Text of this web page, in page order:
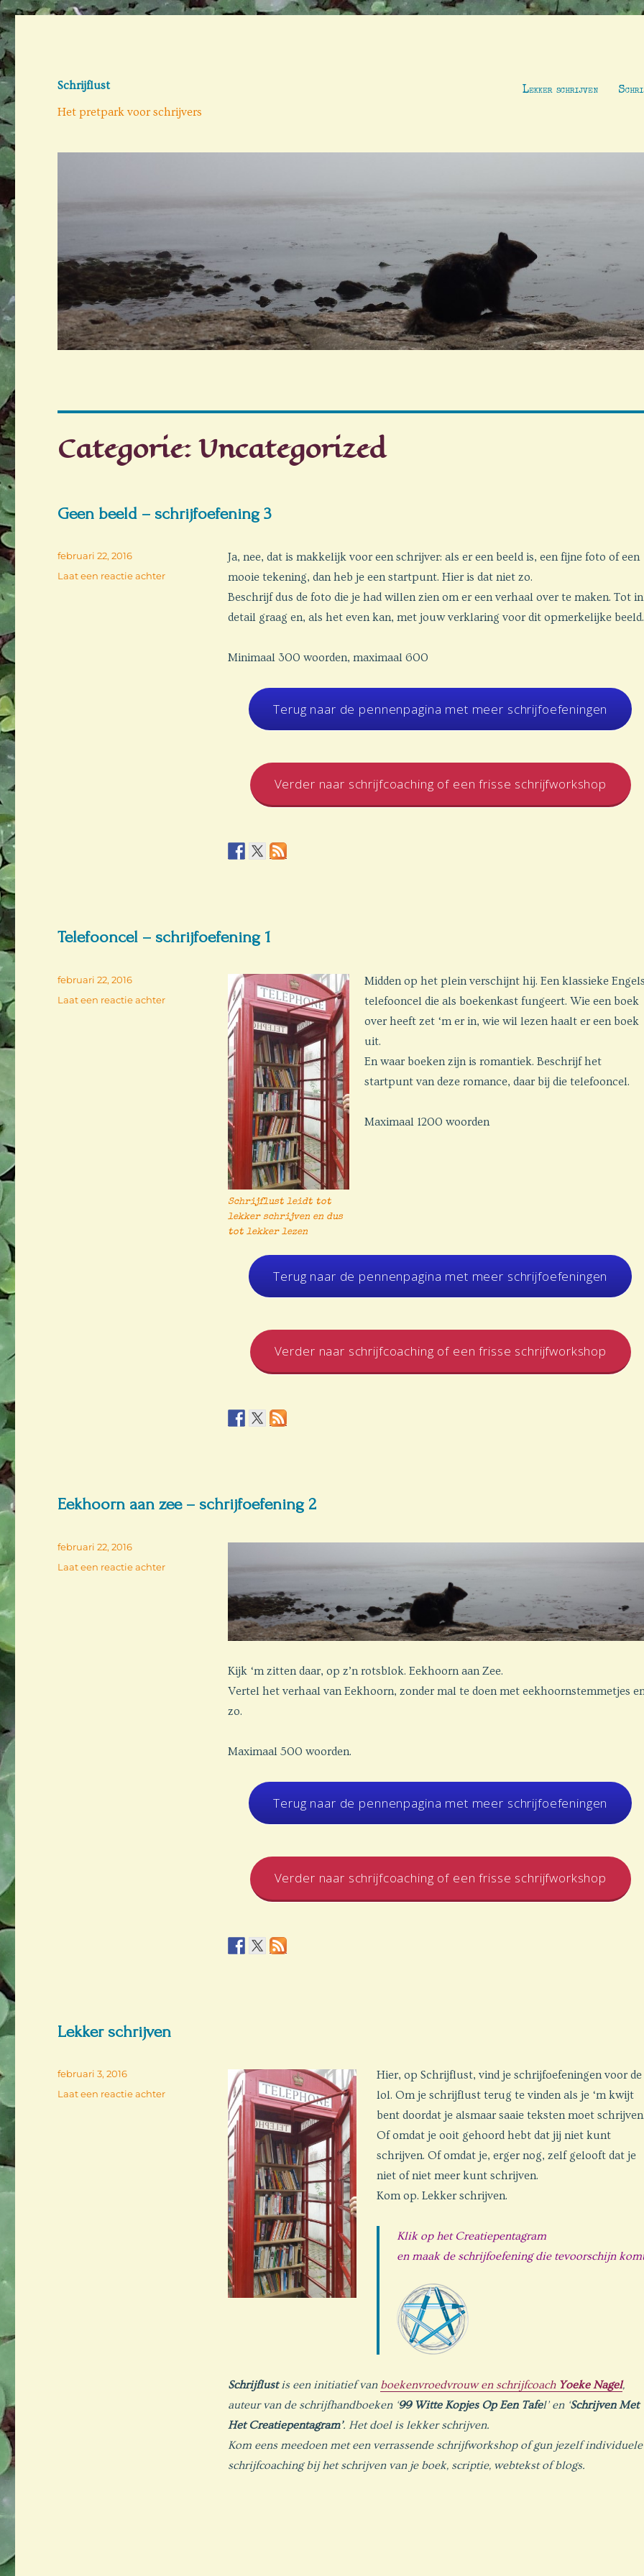
Schrijflust
Het pretpark voor schrijvers
Lekker schrijven
Categorie:Uncategorized
Geen beeld – schrijfoefening 3
Ja, nee, dat is makkelijk voor een schrijver: als er een beeld is, een fijne foto of een
mooie tekening, dan heb je een startpunt. Hier is dat niet zo.
Beschrijf dus de foto die je had willen zien om er een verhaal over te maken. Tot in
detail graag en, als het even kan, met jouw verklaring voor dit opmerkelijke beeld.
Minimaal 300 woorden, maximaal 600
Terug naar de pennenpagina met meer schrijfoefeningen
Verder naar schrijfcoaching of een frisse schrijfworkshop
Geplaatst
februari 22, 2016
Laat een reactie achterop
Telefooncel – schrijfoefening 1
Schrijflust leidt tot
lekker schrijven en dus
tot lekker lezen
Midden op het plein verschijnt hij. Een klassieke
telefooncel die als boekenkast fungeert. Wie een boek
over heeft zet ‘m er in, wie wil lezen haalt er een boek
uit.
En waar boeken zijn is romantiek. Beschrijf het
startpunt van deze romance, daar bij die telefooncel.
Maximaal 1200 woorden
Terug naar de pennenpagina met meer schrijfoefeningen
Verder naar schrijfcoaching of een frisse schrijfworkshop
Geplaatst
februari 22, 2016
Laat een reactie achterop
schrijfoefening
Eekhoorn aan zee – schrijfoefening 2
Kijk ‘m zitten daar, op z’n rotsblok. Eekhoorn aan Zee.
Vertel het verhaal van Eekhoorn, zonder mal te doen met eekhoornstemmetjes
zo.
Maximaal 500 woorden.
Terug naar de pennenpagina met meer schrijfoefeningen
Verder naar schrijfcoaching of een frisse schrijfworkshop
Geplaatst
februari 22, 2016
Laat een reactie achterop
schrijfoefening
Lekker schrijven
Hier, op Schrijflust, vind je schrijfoefeningen voor de
lol. Om je schrijflust terug te vinden als je ‘m kwijt
bent doordat je alsmaar saaie teksten moet
Of omdat je ooit gehoord hebt dat jij niet kunt
schrijven. Of omdat je, erger nog, zelf gelooft dat je
niet of niet meer kunt schrijven.
Kom op. Lekker schrijven.
Klik op het Creatiepentagram
en maak de schrijfoefening die tevoorschijn
Schrijflustis een initiatief van boekenvroedvrouw en schrijfcoach Yoeke Nagel,
auteur van de schrijfhandboeken ‘99 Witte Kopjes Op Een Tafel’ en ‘Schrijven Met
Het Creatiepentagram’. Het doel is lekker schrijven.
Kom eens meedoen met een verrassende schrijfworkshop of gun jezelf individuele
schrijfcoaching bij het schrijven van je boek, scriptie, webtekst of blogs.
Geplaatst
februari 3, 2016
Laat een reactie achterop